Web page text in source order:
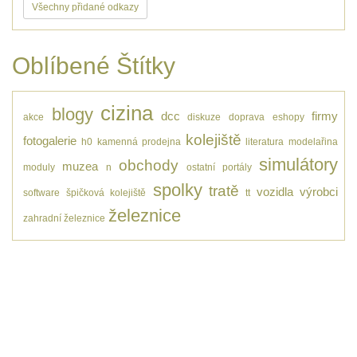
Všechny přidané odkazy
Oblíbené Štítky
akce blogy cizina dcc diskuze doprava eshopy
firmy
fotogalerie h0 kamenná prodejna kolejiště literatura modelařina
moduly muzea n obchody ostatní portály simulátory
software špičková kolejiště spolky tratě tt vozidla výrobci
zahradní železnice železnice